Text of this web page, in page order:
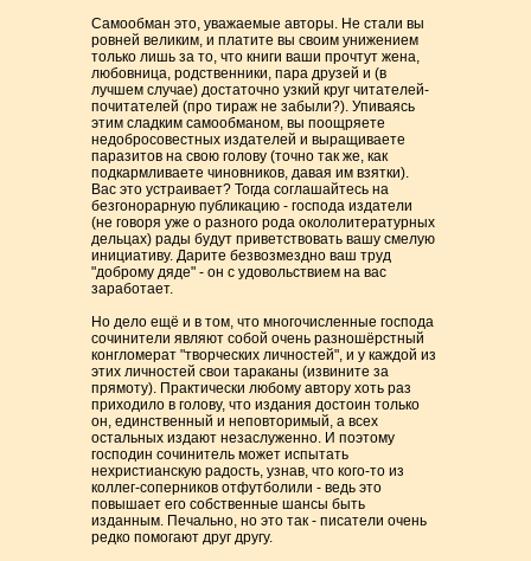
Самообман это, уважаемые авторы. Не стали вы
ровней великим, и платите вы своим унижением
только лишь за то, что книги ваши прочтут жена,
любовница, родственники, пара друзей и (в
лучшем случае) достаточно узкий круг читателей-
почитателей (про тираж не забыли?). Упиваясь
этим сладким самообманом, вы поощряете
недобросовестных издателей и выращиваете
паразитов на свою голову (точно так же, как
подкармливаете чиновников, давая им взятки).
Вас это устраивает? Тогда соглашайтесь на
безгонорарную публикацию - господа издатели
(не говоря уже о разного рода окололитературных
дельцах) рады будут приветствовать вашу смелую
инициативу. Дарите безвозмездно ваш труд
"доброму дяде" - он с удовольствием на вас
заработает.
Но дело ещё и в том, что многочисленные господа
сочинители являют собой очень разношёрстный
конгломерат "творческих личностей", и у каждой из
этих личностей свои тараканы (извините за
прямоту). Практически любому автору хоть раз
приходило в голову, что издания достоин только
он, единственный и неповторимый, а всех
остальных издают незаслуженно. И поэтому
господин сочинитель может испытать
нехристианскую радость, узнав, что кого-то из
коллег-соперников отфутболили - ведь это
повышает его собственные шансы быть
изданным. Печально, но это так - писатели очень
редко помогают друг другу.